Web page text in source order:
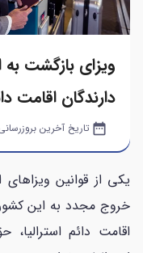
ویزای بازگشت به
دارندگان اقامت
date_range تاریخ آخرین
یکی از قوانین ویزاهای